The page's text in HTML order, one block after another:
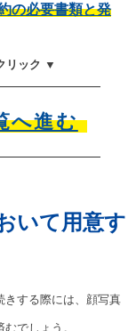
の必要書類と発
リック ▼
へ進む
いて用意す
きする際には、顔写真
でしょう。